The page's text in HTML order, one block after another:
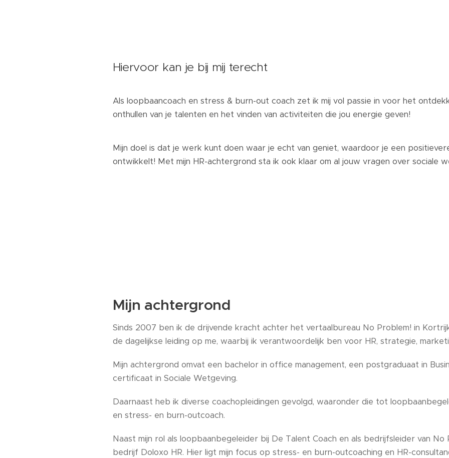
Hiervoor kan je bij mij terecht
Als loopbaancoach en stress & burn-out coach zet ik mij vol passie in voor het
onthullen van je talenten en het vinden van activiteiten die jou energie geven!
Mijn doel is dat je werk kunt doen waar je echt van geniet, waardoor je een
ontwikkelt! Met mijn HR-achtergrond sta ik ook klaar om al jouw vragen over sociale
Mijn achtergrond
Sinds 2007 ben ik de drijvende kracht achter het vertaalbureau No Problem! in
de dagelijkse leiding op me, waarbij ik verantwoordelijk ben voor HR, strategie,
Mijn achtergrond omvat een bachelor in office management, een postgraduaat in
certificaat in Sociale Wetgeving.
Daarnaast heb ik diverse coachopleidingen gevolgd, waaronder die tot
en stress- en burn-outcoach.
Naast mijn rol als loopbaanbegeleider bij De Talent Coach en als bedrijfsleider van No
bedrijf Doloxo HR. Hier ligt mijn focus op stress- en burn-outcoaching en HR-